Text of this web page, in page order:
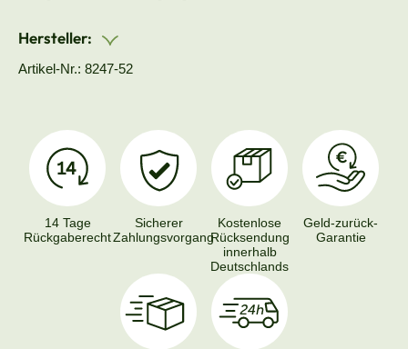
Hersteller:
Artikel-Nr.: 8247-52
14 Tage
Rückgaberecht
Sicherer
Zahlungsvorgang
Kostenlose
Rücksendung
innerhalb
Deutschlands
Geld-zurück-
Garantie